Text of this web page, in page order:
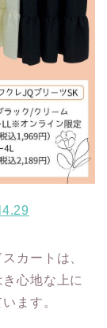
カートは、
心地な上に
ます。